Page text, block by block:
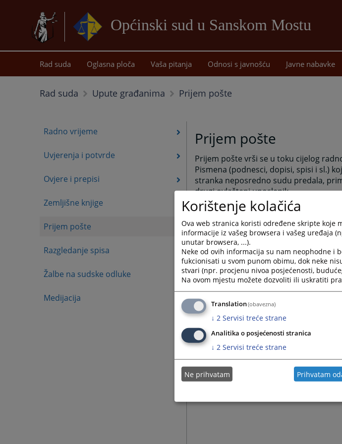
Općinski sud u Sanskom Mostu
sadržaj
Rad suda Oglasna ploča Vaša pitanja Odnosi s javnošću Javne nabavke
Rad suda Upute građanima Prijem pošte
Radno vrijeme
Uvjerenja i potvrde
Ovjere i prepisi
Zemljišne knjige
Prijem pošte
Razgledanje spisa
Žalbe na sudske odluke
Medijacija
Prijem pošte
Prijem pošte vrši se u toku cijelog
Pismena (podnesci, dopisi, spisi i sl.)
stranka neposredno sudu predala,
drugi ovlašteni uposlenik.
Prilikom prijema pismena ovlašteni
Prilikom predaje dokumenta
Korištenje kolačića
Ova web stranica koristi određene skripte koje
informacije iz vašeg browsera i vašeg uređaja
unutar browsera, ...).
Neke od ovih informacija su nam neophodne i
fukcionisati u svom punom obimu, dok neke
stvari (npr. procjenu nivoa posjećenosti,
Na ovom mjestu možete dozvoliti ili uskratiti
Translation(obavezna)
↓ 2 Servisi treće strane
Analitika o posjećenosti stranica
↓ 2 Servisi treće strane
Ne prihvatam Prihvatam